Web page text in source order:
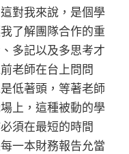
對我來說，是個學
了解團隊合作的重
多記以及多思考才
老師在台上問問
低著頭，等著老師
上，這種被動的學
須在最短的時間
一本財務報告允當